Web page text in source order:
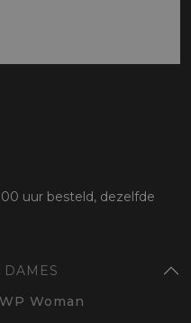
uur besteld, dezelfde
Woman